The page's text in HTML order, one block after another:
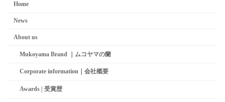
Home
News
About us
Mukoyama Brand ｜ムコヤマの蘭
Corporate information｜会社概要
Awards | 受賞歴